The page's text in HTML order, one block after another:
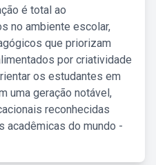
é total ao
no ambiente escolar,
que priorizam
por criatividade
os estudantes em
uma geração notável,
reconhecidas
acadêmicas do mundo -